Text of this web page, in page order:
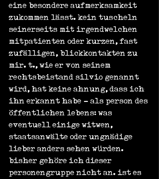
eine besondere aufmerksamkeit
zukommen lässt. kein tuscheln
seinerseits mit irgendwelchen
mitpatienten oder kurzen, fast
zufälligen, blickkontakten zu
mir. t., wie er von seinem
rechtsbeistand silvio genannt
wird, hat keine ahnung, dass ich
ihn erkannt habe - als person des
öffentlichen lebens: was
eventuell einige witwen,
staatsanwälte oder ungnädige
lieber anders sehen würden.
bisher gehöre ich dieser
personengruppe nicht an. ist es